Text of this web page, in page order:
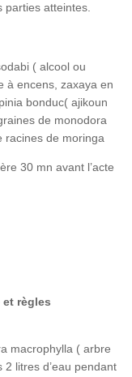
parties atteintes.
( alcool ou
à encens, zaxaya en
bonduc( ajikoun
de monodora
racines de moringa
30 mn avant l’acte
règles
macrophylla ( arbre
litres d’eau pendant